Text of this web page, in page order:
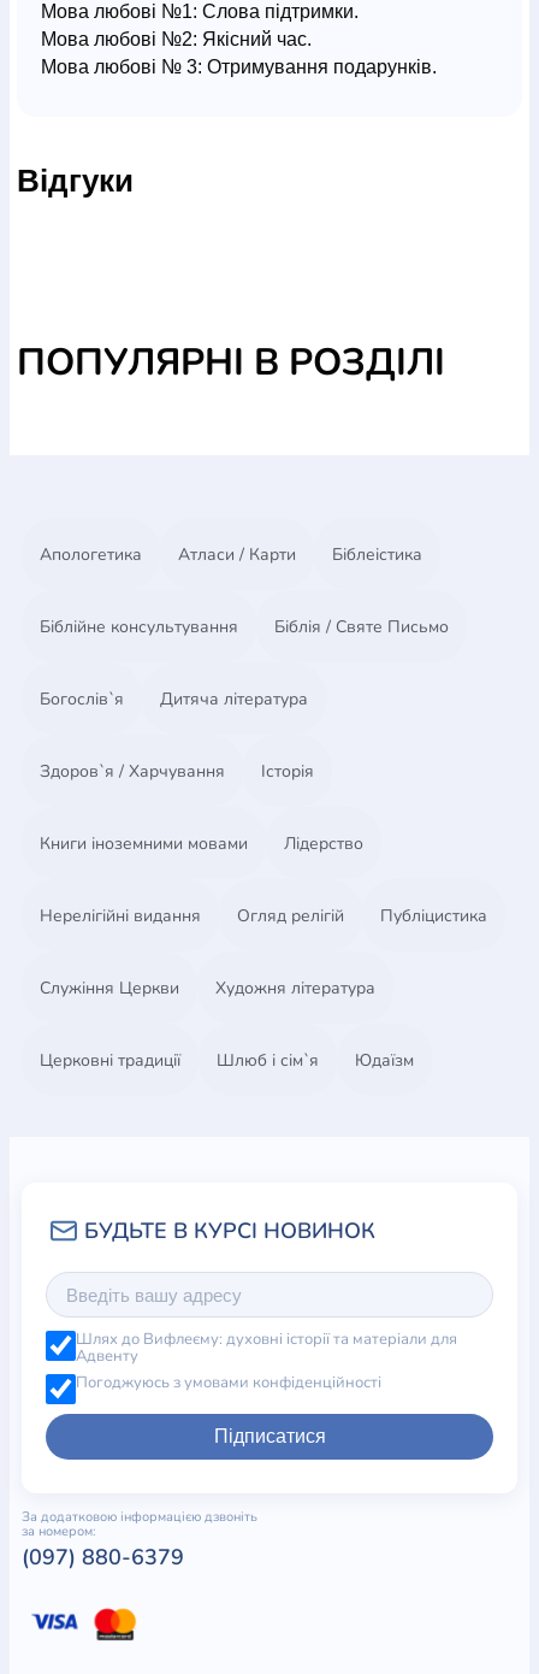
Мова любові №1: Слова підтримки.
Мова любові №2: Якісний час.
Мова любові № 3: Отримування подарунків.
показує, що різні люди виявляють свою любов по-
Відгуки
ПОПУЛЯРНІ В РОЗДІЛІ
Апологетика Атласи / Карти Біблеістика
Біблійне консультування Біблія / Святе Письмо
Богослів`я Дитяча література
Здоров`я / Харчування Історія
Книги іноземними мовами Лідерство
Нерелігійні видання Огляд релігій Публіцистика
Служіння Церкви Художня література
Церковні традиції Шлюб і сім`я Юдаїзм
Шлях до Вифлеєму: духовні історії та матеріали для
Адвенту
Погоджуюсь з умовами конфіденційності
Підписатися
За додатковою інформацією дзвоніть
за номером:
(097) 880-6379